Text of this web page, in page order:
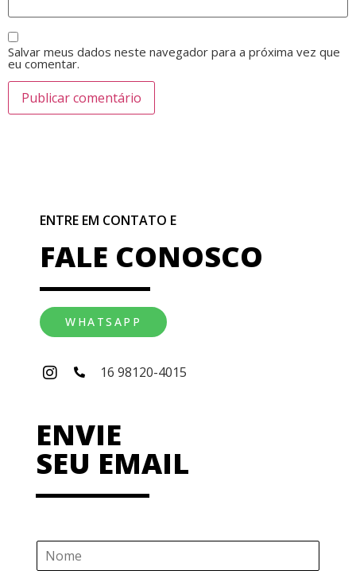
Salvar meus dados neste navegador para a próxima vez que
eu comentar.
ENTRE EM CONTATO E
FALE CONOSCO
WHATSAPP
16 98120-4015
ENVIE
SEU EMAIL
N